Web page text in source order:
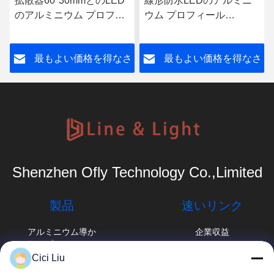
のアルミニウム プロフィ
チャネルを引込めた
最もよい価格を得なさ
ウム プロフィール
LEDのプロフィール
最もよい価格を得なさ
Shenzhen Ofly Technology Co.,Limited
製品
アルミニウム導か
れたプロフィール
表面の取付けられ
速いリンク
企業収益
Cici Liu